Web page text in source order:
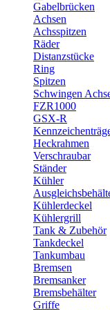
Gabelbrücken
Achsen
Achsspitzen
Räder
Distanzstücke
Ring
Spitzen
Schwingen
FZR1000
GSX-R
Heckrahmen
Verschraubar
Ständer
Kühler
Kühlerdeckel
Kühlergrill
Tank & Zubehör
Tankdeckel
Tankumbau
Bremsen
Bremsanker
Bremsbehälter
Griffe